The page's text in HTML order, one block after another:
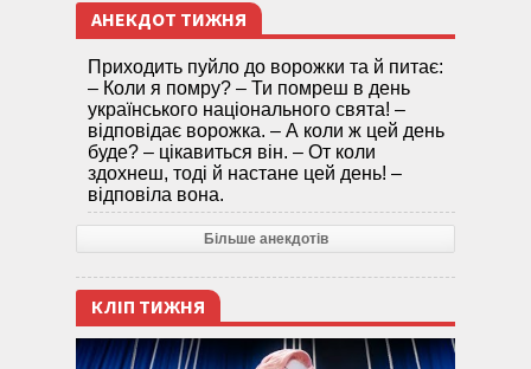
АНЕКДОТ ТИЖНЯ
Приходить пуйло до ворожки та й питає:
– Коли я помру? – Ти помреш в день
українського національного свята! –
відповідає ворожка. – А коли ж цей день
буде? – цікавиться він. – От коли
здохнеш, тоді й настане цей день! –
відповіла вона.
Більше анекдотів
КЛІП ТИЖНЯ